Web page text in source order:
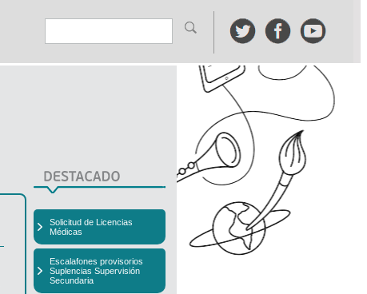
Solicitud de Licencias
Médicas
Escalafones provisorios
Suplencias Supervisión
Secundaria